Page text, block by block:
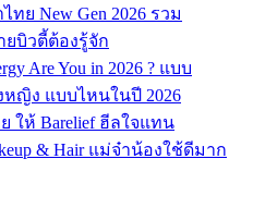
ทย New Gen 2026 รวม
ยบิวตี้ต้องรู้จัก
Are You in 2026 ? แบบ
ญิง แบบไหนในปี 2026
ให้ Barelief ฮีลใจแทน
& Hair แม่จ๋าน้องใช้ดีมาก